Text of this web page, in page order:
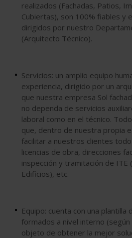
realizados (Fachadas, Patios,
Cubiertas), son 100% fiables y
dirigidos por nuestro
(Arquitecto Técnico).
Servicios: un amplio equipo
experiencia, dirigido por un
que nuestra empresa Sol
no dependa de servicios
laboral como en el técnico.
que, dentro de nuestra propia
facilitar a nuestros clientes
licencias de obra, direcciones
inspección y tramitación de ITE
Edificios), etc.
Equipo: cuenta con una plantilla
formados a nivel interno
objeto de obtener la mejor